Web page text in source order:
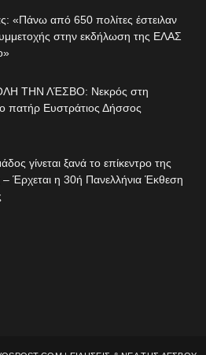
«Πάνω από 650 πολίτες έστειλαν
στην εκδήλωση της ΕΛΑΣ
ΤΗΝ ΛΈΣΒΟ: Νεκρός στη
πατήρ Ευστράτιος Δήσσος
γίνεται ξανά το επίκεντρο της
– Έρχεται η 30ή Πανελλήνια Έκθεση